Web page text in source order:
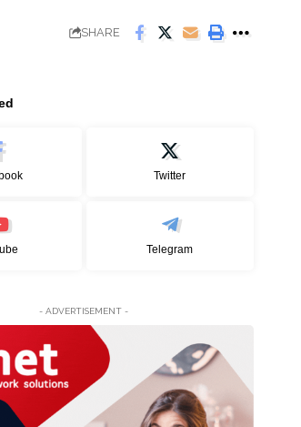
SHARE
Twitter
Telegram
- ADVERTISEMENT -